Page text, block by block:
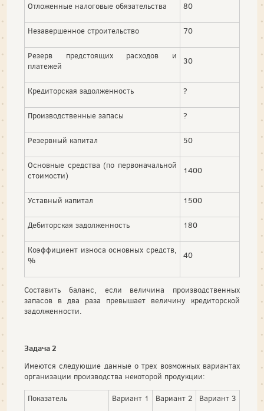
Отложенные налоговые обязательства 80
Незавершенное строительство 70
Резерв предстоящих расходов и
платежей
30
Кредиторская задолженность ?
Производственные запасы ?
Резервный капитал 50
Основные средства (по первоначальной
стоимости)
1400
Уставный капитал 1500
Дебиторская задолженность 180
Коэффициент износа основных средств,
%
40
Составить баланс, если величина производственных
запасов в два раза превышает величину кредиторской
задолженности.
Задача 2
Имеются следующие данные о трех возможных вариантах
организации производства некоторой продукции:
Показатель Вариант 1 Вариант 2 Вариант 3